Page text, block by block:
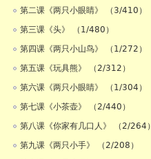
第二课《两只小眼睛》 （3/410）
第三课《头》 （1/480）
第四课《两只小山鸟》 （1/272）
第五课《玩具熊》 （2/312）
第六课《两只小眼睛》 （1/304）
第七课《小茶壶》 （2/440）
第八课《你家有几口人》 （2/264）
第九课《两只小手》 （2/208）